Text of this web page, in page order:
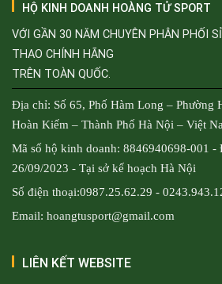
HỘ KINH DOANH HOÀNG TỬ SPORT
VỚI GẦN 30 NĂM CHUYÊN PHÂN PHỐI
THAO CHÍNH HÃNG
TRÊN TOÀN QUỐC.
Địa chỉ: Số 65, Phố Hàm Long – Phường
Hoàn Kiếm – Thành Phố Hà Nội – Việt
Mã số hộ kinh doanh: 8846940698-001
26/09/2023 - Tại sở kế hoạch Hà Nội
Số điện thoại:0987.25.62.29 -
Email: hoangtusport@gmail.com
LIÊN KẾT WEBSITE